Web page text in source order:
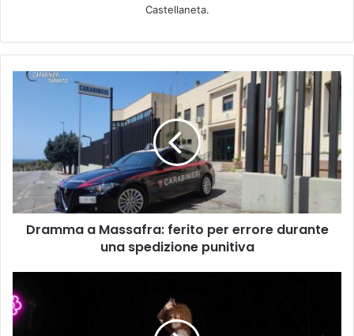
Castellaneta.
Dramma
errore
durante
una
spedizione
punitiva
Dramma a Massafra: ferito per errore durante
una spedizione punitiva
Mannoia:
l’autenticità
di